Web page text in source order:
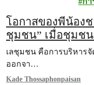
โอกาสของพี่น้องช
ชุมชน” เมื่อชุมช
บ้าน
เลชุมชน คือการบริหาร
ออกจา…
Kade Thossaphonpaisan